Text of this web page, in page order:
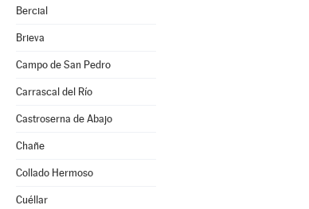
Bercial
Brieva
Campo de San Pedro
Carrascal del Río
Castroserna de Abajo
Chañe
Collado Hermoso
Cuéllar